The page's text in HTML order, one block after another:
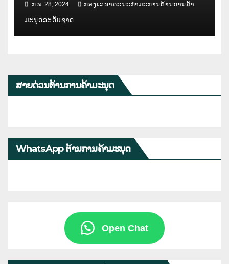
ກ.ພ. 28, 2024 ກອງເລຂາຄະນະກຳມະການຕ້ານການຄ້າ
ມະນຸດລະດັບຊາດ
ສາຍດ່ວນຕ້ານການຄ້າມະນຸດ
WhatsApp ຕ້ານການຄ້າມະນຸດ
Open Chat